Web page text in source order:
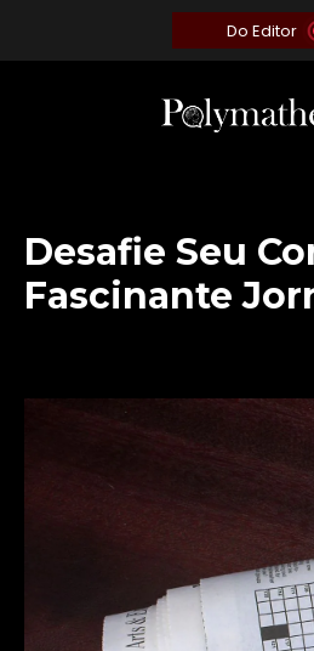
Do Editor
Desafie Seu
Fascinante